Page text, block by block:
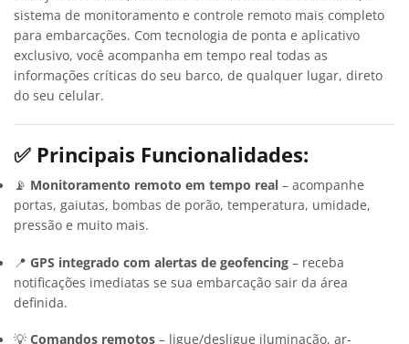
sistema de monitoramento e controle remoto mais completo
para embarcações. Com tecnologia de ponta e aplicativo
exclusivo, você acompanha em tempo real todas as
informações críticas do seu barco, de qualquer lugar, direto
do seu celular.
✅ Principais Funcionalidades:
📡 Monitoramento remoto em tempo real – acompanhe
portas, gaiutas, bombas de porão, temperatura, umidade,
pressão e muito mais.
📍 GPS integrado com alertas de geofencing – receba
notificações imediatas se sua embarcação sair da área
definida.
💡 Comandos remotos – ligue/desligue iluminação, ar-